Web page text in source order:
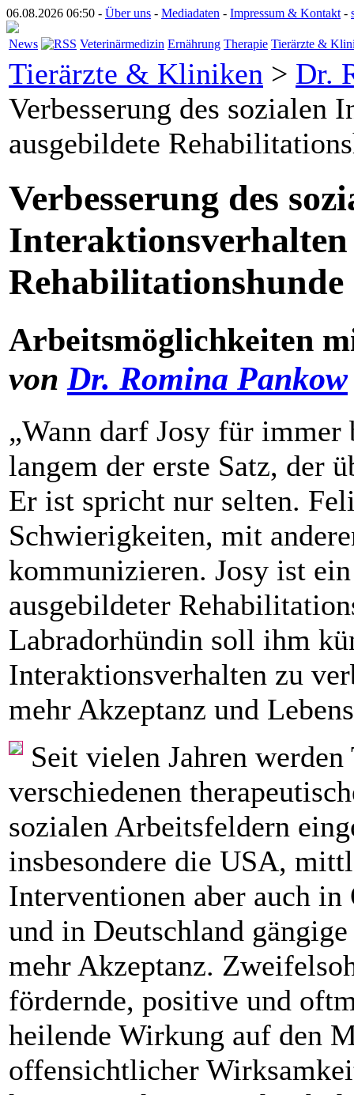
06.08.2026 06:50 - Über uns - Mediadaten - Impressum & Kontakt -
News Veterinärmedizin Ernährung Therapie Tierärzte &
Tierärzte & Kliniken > Dr.
Verbesserung des sozialen
ausgebildete
Verbesserung des
Rehabilitationshunde
Arbeitsmöglichkeiten
von Dr. Romina Pankow
„Wann darf Josy für immer
langem der erste Satz, der
Er ist spricht nur selten.
Schwierigkeiten, mit
kommunizieren. Josy ist
ausgebildeter
Labradorhündin soll ihm
Interaktionsverhalten zu
mehr Akzeptanz und
Seit vielen Jahren
verschiedenen
sozialen Arbeitsfeldern
insbesondere die USA,
Interventionen aber auch
und in Deutschland
mehr Akzeptanz.
fördernde, positive und
heilende Wirkung auf den
offensichtlicher